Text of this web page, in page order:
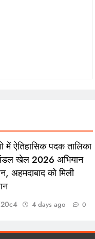
में ऐतिहासिक पदक तालिका
खेल 2026 अभियान
अहमदाबाद को मिली
4 days ago 0
ऐतिहासिक पदक तालिका के